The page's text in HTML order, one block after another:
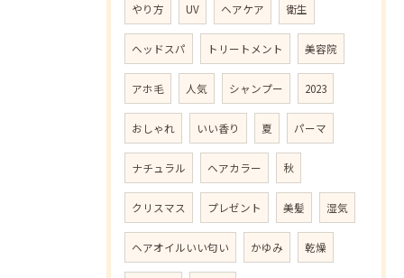
やり方 UV ヘアケア 衛生
ヘッドスパ トリートメント 美容院
アホ毛 人気 シャンプー 2023
おしゃれ いい香り 夏 パーマ
ナチュラル ヘアカラー 秋
クリスマス プレゼント 美髪 湿気
ヘアオイルいい匂い かゆみ 乾燥